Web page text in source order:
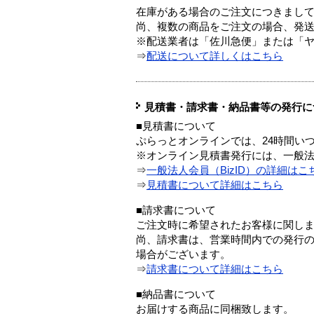
在庫がある場合のご注文につきまし
尚、複数の商品をご注文の場合、発
※配送業者は「佐川急便」または「
⇒配送について詳しくはこちら
見積書・請求書・納品書等の発行
■見積書について
ぷらっとオンラインでは、24時間い
※オンライン見積書発行には、一般
⇒一般法人会員（BizID）の詳細はこ
⇒ 見積書について詳細はこちら
■請求書について
ご注文時に希望されたお客様に関し
尚、請求書は、営業時間内での発行
場合がございます。
⇒請求書について詳細はこちら
■納品書について
お届けする商品に同梱致します。